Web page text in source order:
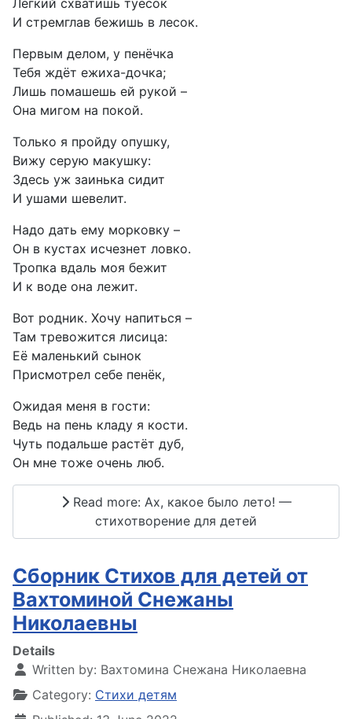
И стремглав бежишь в лесок.
Первым делом, у пенёчка
Тебя ждёт ежиха-дочка;
Лишь помашешь ей рукой –
Она мигом на покой.
Только я пройду опушку,
Вижу серую макушку:
Здесь уж заинька сидит
И ушами шевелит.
Надо дать ему морковку –
Он в кустах исчезнет ловко.
Тропка вдаль моя бежит
И к воде она лежит.
Вот родник. Хочу напиться –
Там тревожится лисица:
Её маленький сынок
Присмотрел себе пенёк,
Ожидая меня в гости:
Ведь на пень кладу я кости.
Чуть подальше растёт дуб,
Он мне тоже очень люб.
Read more: Ах, какое было лето! —
стихотворение для детей
Сборник Стихов для детей от
Вахтоминой Снежаны
Николаевны
Details
Written by: Вахтомина Снежана Николаевна
Category: Стихи детям